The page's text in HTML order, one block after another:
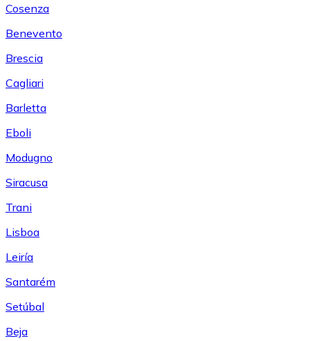
Cosenza
Benevento
Brescia
Cagliari
Barletta
Eboli
Modugno
Siracusa
Trani
Lisboa
Leiría
Santarém
Setúbal
Beja